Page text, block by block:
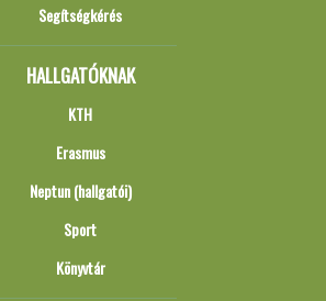
Segítségkérés
HALLGATÓKNAK
KTH
Erasmus
Neptun (hallgatói)
Sport
Könyvtár